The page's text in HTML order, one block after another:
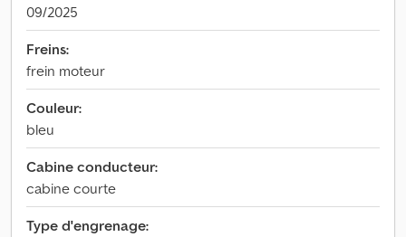
09/2025
Freins:
frein moteur
Couleur:
bleu
Cabine conducteur:
cabine courte
Type d'engrenage: